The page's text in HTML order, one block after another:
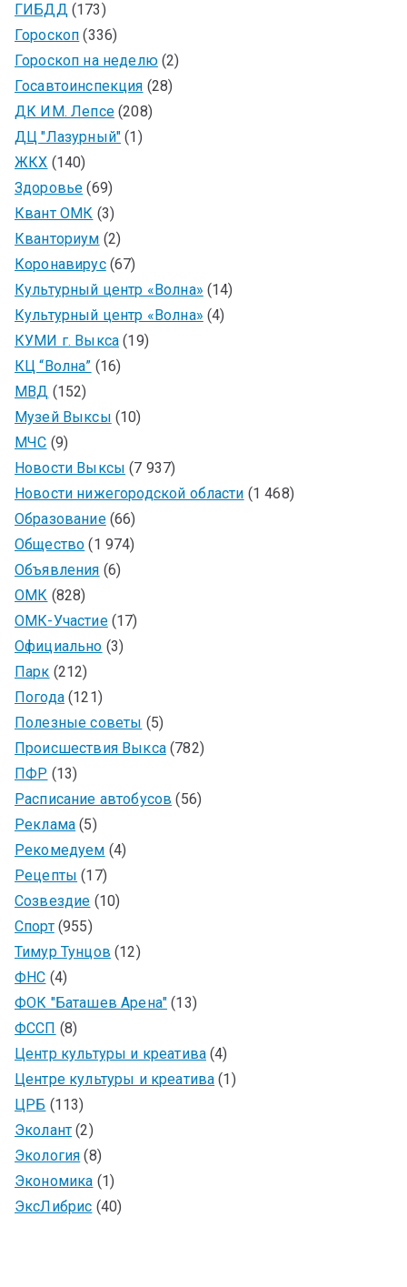
ГИБДД(173)
Гороскоп (336)
Гороскоп на неделю(2)
Госавтоинспекция (28)
ДК ИМ. Лепсе(208)
ДЦ "Лазурный" (1)
ЖКХ (140)
Здоровье (69)
Квант ОМК (3)
Кванториум (2)
Коронавирус(67)
Культурный центр «Волна» (14)
Культурный центр «Волна» (4)
КУМИ г. Выкса (19)
КЦ “Волна” (16)
МВД (152)
Музей Выксы (10)
МЧС (9)
Новости Выксы (7 937)
Новости нижегородской области (1 468)
Образование(66)
Общество (1 974)
Объявления (6)
ОМК (828)
ОМК-Участие(17)
Официально (3)
Парк (212)
Погода(121)
Полезные советы (5)
Происшествия Выкса(782)
ПФР (13)
Расписание автобусов (56)
Реклама (5)
Рекомедуем (4)
Рецепты (17)
Созвездие (10)
Спорт(955)
Тимур Тунцов (12)
ФНС (4)
ФОК "Баташев Арена" (13)
ФССП (8)
Центр культуры и креатива (4)
Центре культуры и креатива (1)
ЦРБ (113)
Эколант (2)
Экология (8)
Экономика (1)
ЭксЛибрис (40)